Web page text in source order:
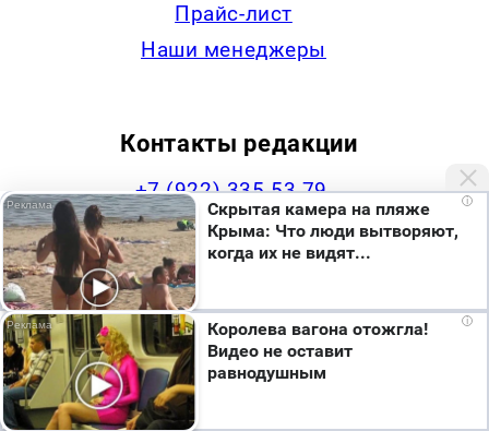
Прайс-лист
Наши менеджеры
Контакты редакции
+7 (922) 335-53-79,
news@progorodchelny.ru
Наша статистика
Мы используем cookie. Во время посещения сайта
вы соглашаетесь с тем, что мы обрабатываем
ваши персональные данные с использованием
метрик Яндекс Метрика, top.mail.ru, LiveInternet.
Я согласен
i
Скрытая камера на пляже
Крыма: Что люди вытворяют,
когда их не видят...
i
Королева вагона отожгла!
Видео не оставит
равнодушным